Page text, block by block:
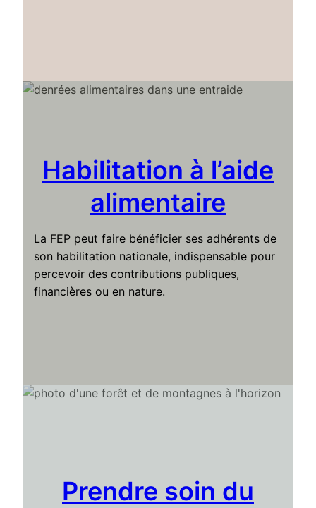
Habilitation à l’aide
alimentaire
La FEP peut faire bénéficier ses adhérents de
son habilitation nationale, indispensable pour
percevoir des contributions publiques,
financières ou en nature.
Prendre soin du